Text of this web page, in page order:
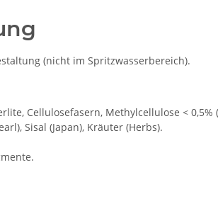
(nicht im Spritzwasserbereich).
Cellulosefasern, Methylcellulose <
Sisal (Japan), Kräuter (Herbs).